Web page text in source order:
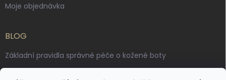
Moje objednávka
BLOG
Základní pravidla správné péče o kožené boty